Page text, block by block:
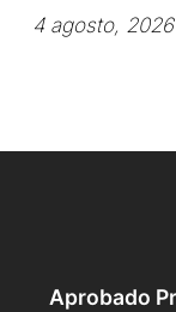
4 agosto, 2026
Aprobado